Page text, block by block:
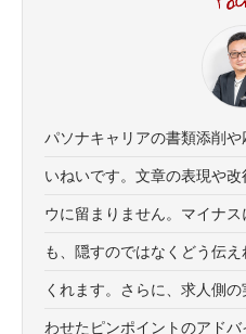
パソナキャリアの書類添削
いねいです。文章の表現や
ウに留まりません。マイナ
も、隠すのではなくどう伝
くれます。さらに、求人側
わせたピンポイントのアド